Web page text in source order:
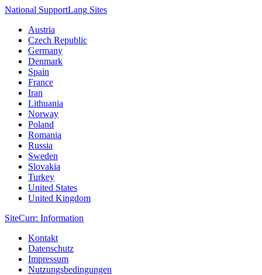
National SupportLang Sites
Austria
Czech Republic
Germany
Denmark
Spain
France
Iran
Lithuania
Norway
Poland
Romania
Russia
Sweden
Slovakia
Turkey
United States
United Kingdom
SiteCurr: Information
Kontakt
Datenschutz
Impressum
Nutzungsbedingungen